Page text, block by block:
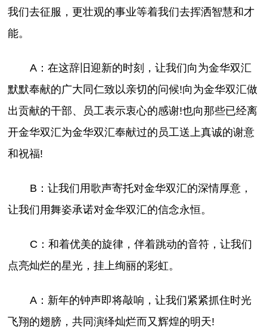
我们去征服，更壮观的事业等着我们去挥洒智慧和才
能。
A：在这辞旧迎新的时刻，让我们向为金华双汇
默默奉献的广大同仁致以亲切的问候!向为金华双汇做
出贡献的干部、员工表示衷心的感谢!也向那些已经离
开金华双汇为金华双汇奉献过的员工送上真诚的谢意
和祝福!
B：让我们用歌声寄托对金华双汇的深情厚意，
让我们用舞姿承诺对金华双汇的信念永恒。
C：和着优美的旋律，伴着跳动的音符，让我们
点亮灿烂的星光，挂上绚丽的彩虹。
A：新年的钟声即将敲响，让我们紧紧抓住时光
飞翔的翅膀，共同演绎灿烂而又辉煌的明天!